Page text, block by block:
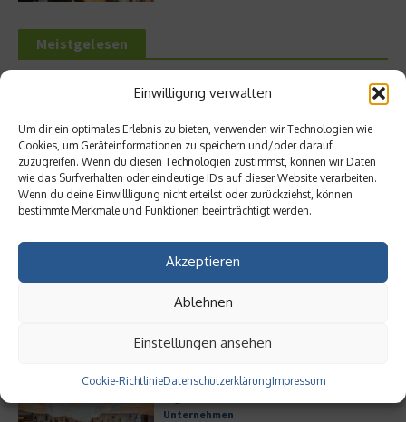
Einwilligung verwalten
Um dir ein optimales Erlebnis zu bieten, verwenden wir Technologien wie
Cookies, um Geräteinformationen zu speichern und/oder darauf
zuzugreifen. Wenn du diesen Technologien zustimmst, können wir Daten
wie das Surfverhalten oder eindeutige IDs auf dieser Website verarbeiten.
Wenn du deine Einwillligung nicht erteilst oder zurückziehst, können
bestimmte Merkmale und Funktionen beeinträchtigt werden.
Akzeptieren
Ablehnen
Einstellungen ansehen
Cookie-RichtlinieDatenschutzerklärungImpressum
Meistgelesen
Leitfaden zur Eröffnung eines
Geschäftskontos für kleine Unternehmen
Hilton Worldwide: Eine Ikone der globalen
Hotellerie im Wandel der Zeit
Unternehmen